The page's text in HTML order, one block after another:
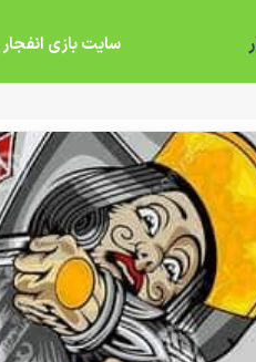
سایت بازی انفجار